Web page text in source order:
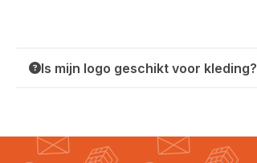
Is mijn logo geschikt voor kleding?